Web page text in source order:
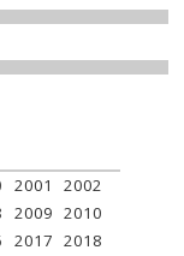
2001
2002
2009 2010
2017 2018